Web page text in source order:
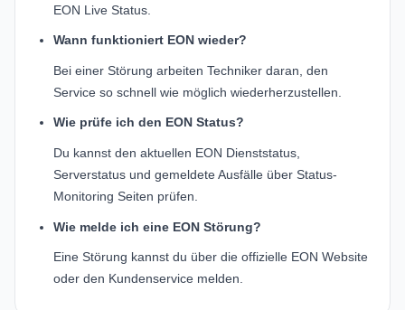
EON Live Status.
Wann funktioniert EON wieder?
Bei einer Störung arbeiten Techniker daran, den
Service so schnell wie möglich wiederherzustellen.
Wie prüfe ich den EON Status?
Du kannst den aktuellen EON Dienststatus,
Serverstatus und gemeldete Ausfälle über Status-
Monitoring Seiten prüfen.
Wie melde ich eine EON Störung?
Eine Störung kannst du über die offizielle EON Website
oder den Kundenservice melden.